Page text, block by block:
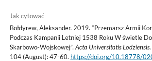
Jak cytować
Bołdyrew, Aleksander. 2019. “Przemarsz Armii
Podczas Kampanii Letniej 1538 Roku W świetle
Skarbowo-Wojskowej”. Acta Universitatis
104 (August): 47-60. https://doi.org/10.18778/